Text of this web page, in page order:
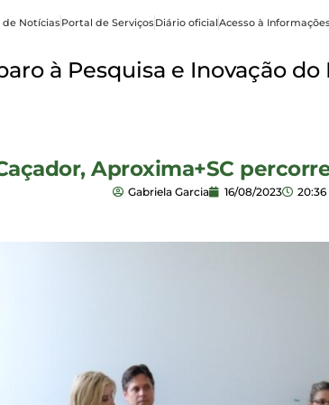
de NotíciasPortal de ServiçosDiário oficialAcesso à
à Pesquisa e Inovação
Aproxima+SC
Gabriela Garcia 16/08/2023 20:36